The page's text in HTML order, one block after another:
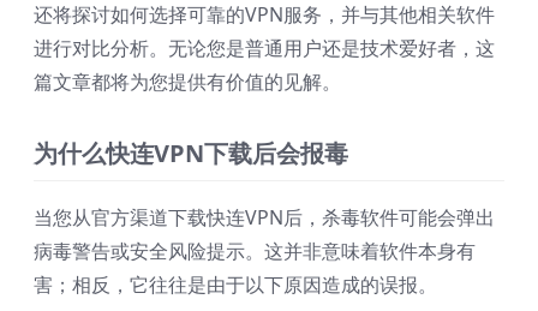
还将探讨如何选择可靠的VPN服务，并与其他相关软件
进行对比分析。无论您是普通用户还是技术爱好者，这
篇文章都将为您提供有价值的见解。
为什么快连VPN下载后会报毒
当您从官方渠道下载快连VPN后，杀毒软件可能会弹出
病毒警告或安全风险提示。这并非意味着软件本身有
害；相反，它往往是由于以下原因造成的误报。